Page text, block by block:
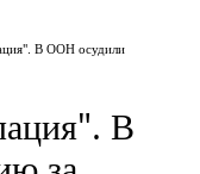
В ООН осудили
В